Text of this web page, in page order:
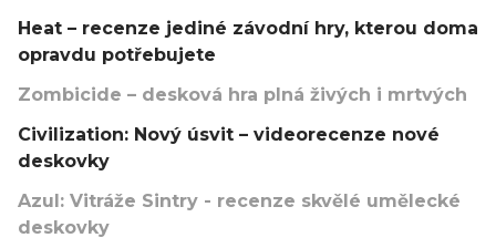
Heat – recenze jediné závodní hry, kterou doma
opravdu potřebujete
Zombicide – desková hra plná živých i mrtvých
Civilization: Nový úsvit – videorecenze nové
deskovky
Azul: Vitráže Sintry - recenze skvělé umělecké
deskovky